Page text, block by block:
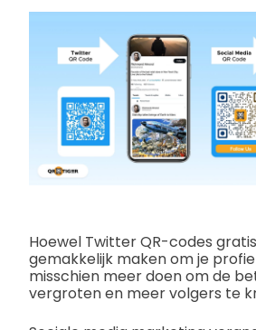
Hoewel Twitter QR-codes
gemakkelijk maken om je
misschien meer doen om de
vergroten en meer volgers te